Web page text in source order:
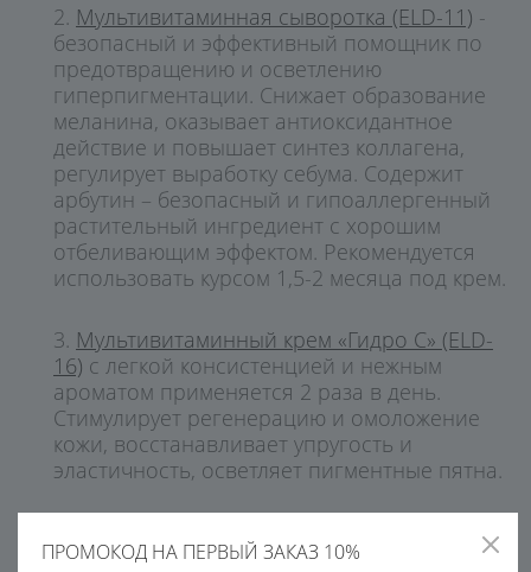
Мультивитаминная сыворотка (ELD-11) -
безопасный и эффективный помощник по
предотвращению и осветлению
гиперпигментации. Снижает образование
меланина, оказывает антиоксидантное
действие и повышает синтез коллагена,
регулирует выработку себума. Содержит
арбутин – безопасный и гипоаллергенный
растительный ингредиент с хорошим
отбеливающим эффектом. Рекомендуется
использовать курсом 1,5-2 месяца под крем.
Мультивитаминный крем «Гидро С» (ELD-
16) с легкой консистенцией и нежным
ароматом применяется 2 раза в день.
Стимулирует регенерацию и омоложение
кожи, восстанавливает упругость и
эластичность, осветляет пигментные пятна.
ПРОМОКОД НА ПЕРВЫЙ ЗАКАЗ 10%